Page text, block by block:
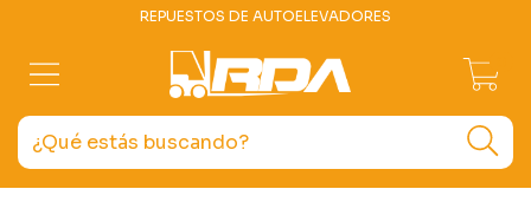
REPUESTOS DE AUTOELEVADORES